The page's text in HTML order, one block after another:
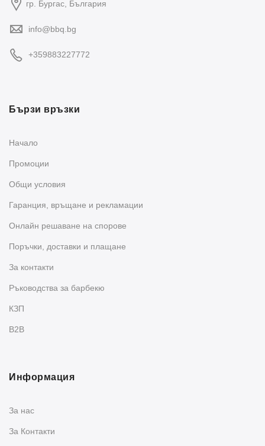
гр. Бургас, България
info@bbq.bg
+359883227772
Бързи връзки
Начало
Промоции
Общи условия
Гаранция, връщане и рекламации
Oнлайн решаване на спорове
Поръчки, доставки и плащане
За контакти
Ръководства за барбекю
КЗП
B2B
Информация
За нас
За Контакти